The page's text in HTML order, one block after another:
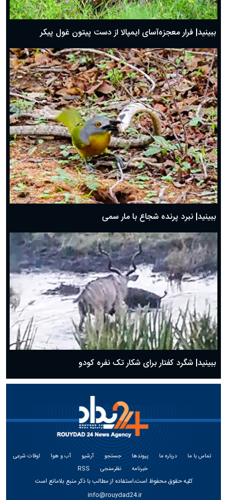
ببینید| فرار معجزه‌آسای ایمپالا از دست پیتون غول پیکر
ببینید| نبرد پرنده شجاع با مار سمی
ببینید| شگرد کفتار برای شکار تک نفره کودو
تماس با ما درباره ما پیوندها جستجو آرشیو آب و هوا
اوقات شرعی
خبرنامه
نظرسنجی RSS
کلیه حقوق محفوظ است،استفاده از مطالب با ذکر منبع بلامانع است
info@rouydad24.ir